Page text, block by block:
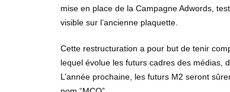
mise en place de la Campagne Adwords,
visible sur l’ancienne plaquette.
Cette restructuration a pour but de tenir
lequel évolue les futurs cadres des médias,
L’année prochaine, les futurs M2 seront